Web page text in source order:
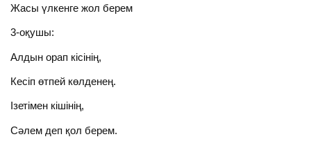
Жасы үлкенге жол берем
3-оқушы:
Алдын орап кісінің,
Кесіп өтпей көлденең.
Ізетімен кішінің,
Сәлем деп қол берем.